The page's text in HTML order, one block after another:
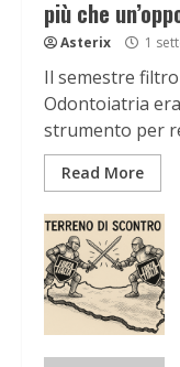
più che
Asterix 1
Il semestre filtro
Odontoiatria
strumento per
Read More